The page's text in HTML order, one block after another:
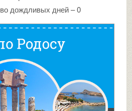
дождливых дней – 0